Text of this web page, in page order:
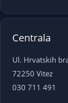
Centrala
Ul. Hrvatskih
72250 Vitez
030 711 491